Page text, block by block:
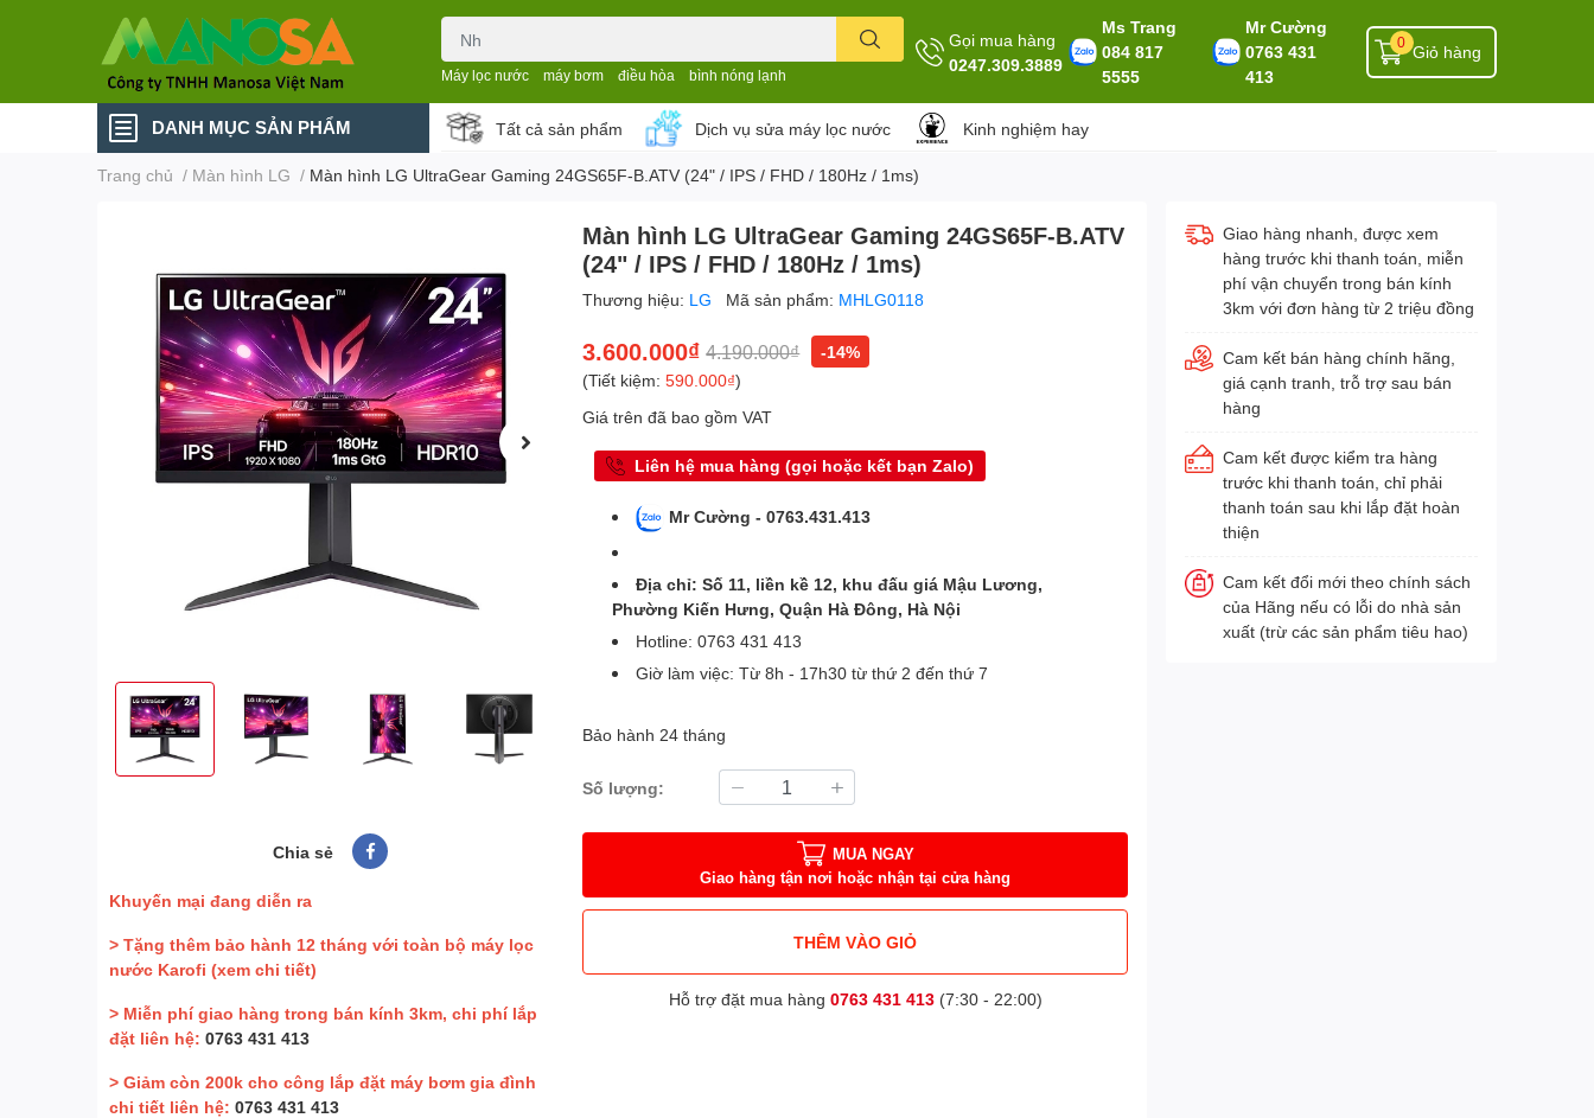
Máy lọc nước máy bơm điều hòa bình nóng lạnh
Gọi mua hàng
0247.309.3889
Ms Trang
084 817
5555
Mr Cường
0763 431
413
Giỏ hàng
0
DANH MỤC SẢN PHẨM Tất cả sản phẩm Dịch vụ sửa máy lọc nước Kinh nghiệm hay
Trang chủ / Màn hình LG / Màn hình LG UltraGear Gaming 24GS65F-B.ATV (24" / IPS / FHD / 180Hz / 1ms)
Chia sẻ
Khuyến mại đang diễn ra
> Tặng thêm bảo hành 12 tháng với toàn bộ máy lọc
nước Karofi (xem chi tiết)
> Miễn phí giao hàng trong bán kính 3km, chi phí lắp
đặt liên hệ: 0763 431 413
> Giảm còn 200k cho công lắp đặt máy bơm gia đình
chi tiết liên hệ: 0763 431 413
Màn hình LG UltraGear Gaming 24GS65F-B.ATV
(24" / IPS / FHD / 180Hz / 1ms)
Thương hiệu: LG Mã sản phẩm: MHLG0118
3.600.000₫ 4.190.000₫
-14%
(Tiết kiệm:590.000₫)
Giá trên đã bao gồm VAT
Liên hệ mua hàng (gọi hoặc kết bạn Zalo)
Mr Cường - 0763.431.413
Địa chỉ: Số 11, liền kề 12, khu đấu giá Mậu Lương,
Phường Kiến Hưng, Quận Hà Đông, Hà Nội
Hotline: 0763 431 413
Giờ làm việc: Từ 8h - 17h30 từ thứ 2 đến thứ 7
Bảo hành 24 tháng
Số lượng:
MUA NGAY
Giao hàng tận nơi hoặc nhận tại cửa hàng
THÊM VÀO GIỎ
Hỗ trợ đặt mua hàng 0763 431 413(7:30 - 22:00)
Giao hàng nhanh, được xem
hàng trước khi thanh toán, miễn
phí vận chuyển trong bán kính
3km với đơn hàng từ 2 triệu đồng
Cam kết bán hàng chính hãng,
giá cạnh tranh, trỗ trợ sau bán
hàng
Cam kết được kiểm tra hàng
trước khi thanh toán, chỉ phải
thanh toán sau khi lắp đặt hoàn
thiện
Cam kết đổi mới theo chính sách
của Hãng nếu có lỗi do nhà sản
xuất (trừ các sản phẩm tiêu hao)